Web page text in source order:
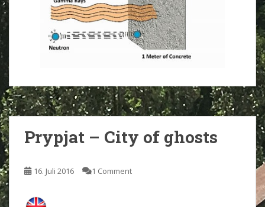
Prypjat – City of ghosts
16. Juli 2016 1 Comment